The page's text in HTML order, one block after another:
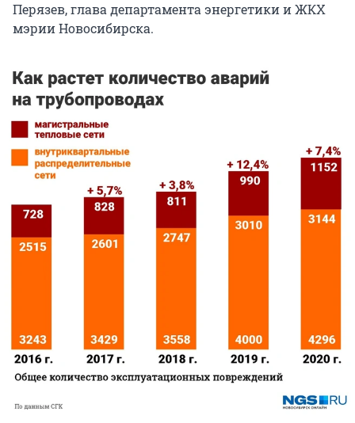
Перязев, глава департамента энергетики и ЖКХ
мэрии Новосибирска.